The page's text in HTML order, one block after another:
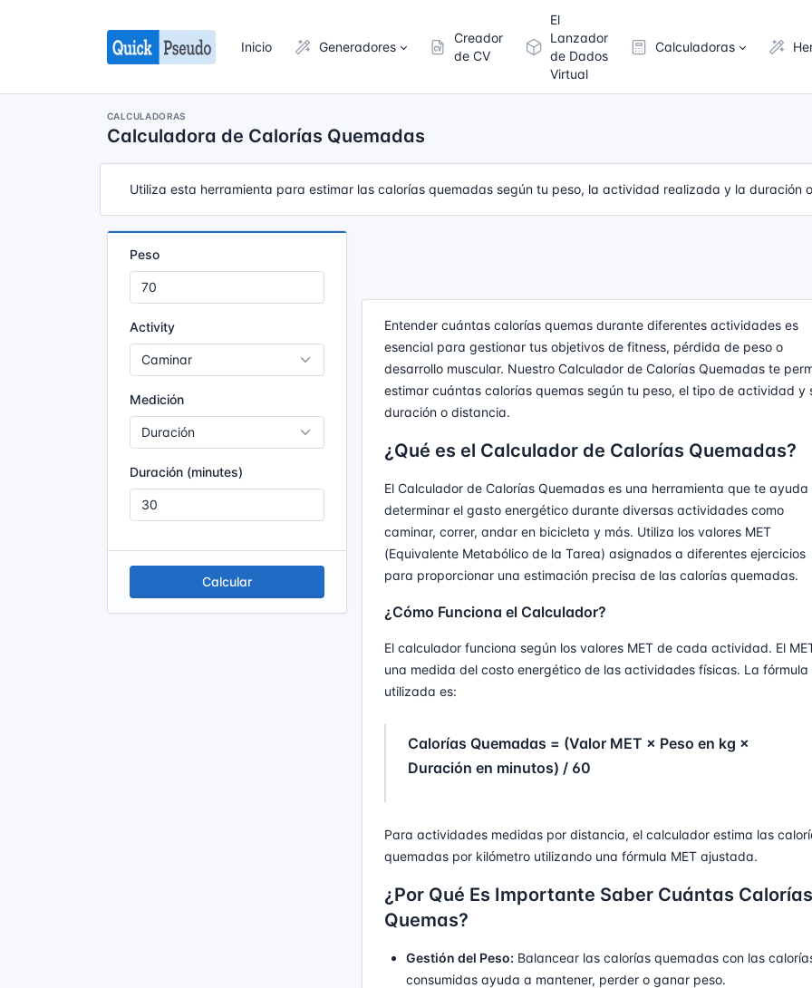
Inicio Generadores
Creador
de CV
El
Lanzador
de Dados
Virtual
Calculadoras
CALCULADORAS
Calculadora de Calorías Quemadas
Utiliza esta herramienta para estimar las calorías quemadas según tu peso, la actividad realizada y la duración
Peso
Activity
Medición
Duración (minutes)
Calcular
Entender cuántas calorías quemas durante diferentes actividades es
esencial para gestionar tus objetivos de fitness, pérdida de peso o
desarrollo muscular. Nuestro Calculador de Calorías Quemadas te
estimar cuántas calorías quemas según tu peso, el tipo de actividad y
duración o distancia.
¿Qué es el Calculador de Calorías Quemadas?
El Calculador de Calorías Quemadas es una herramienta que te ayuda
determinar el gasto energético durante diversas actividades como
caminar, correr, andar en bicicleta y más. Utiliza los valores MET
(Equivalente Metabólico de la Tarea) asignados a diferentes ejercicios
para proporcionar una estimación precisa de las calorías quemadas.
¿Cómo Funciona el Calculador?
El calculador funciona según los valores MET de cada actividad. El
una medida del costo energético de las actividades físicas. La fórmula
utilizada es:
Calorías Quemadas = (Valor MET × Peso en kg ×
Duración en minutos) / 60
Para actividades medidas por distancia, el calculador estima las
quemadas por kilómetro utilizando una fórmula MET ajustada.
¿Por Qué Es Importante Saber Cuántas Calorías
Quemas?
Gestión del Peso: Balancear las calorías quemadas con las
consumidas ayuda a mantener, perder o ganar peso.